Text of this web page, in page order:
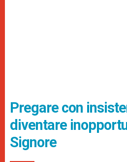
Pregare con
diventare
Signore